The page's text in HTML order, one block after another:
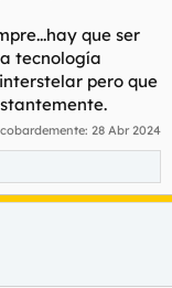
esto no es un
al tomar la
del
del presente no
Quizá no estés
sabe.
morirá. La gente
para tener una
para perder el
formas de
en el coaching,
otros en su
que ser
tecnología
pero que
28 Abr 2024